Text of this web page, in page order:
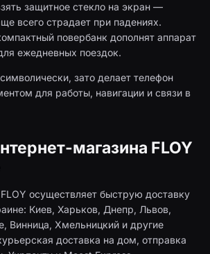
защитное стекло на экран —
всего страдает при падениях.
повербанк дополнят аппарат
ежедневных поездок.
зато делает телефон
для работы, навигации и связи в
магазина FLOY
осуществляет быструю доставку
Киев, Харьков, Днепр, Львов,
Винница, Хмельницкий и другие
доставка на дом, отправка